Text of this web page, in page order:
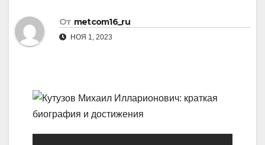
От metcom16_ru
НОЯ 1, 2023